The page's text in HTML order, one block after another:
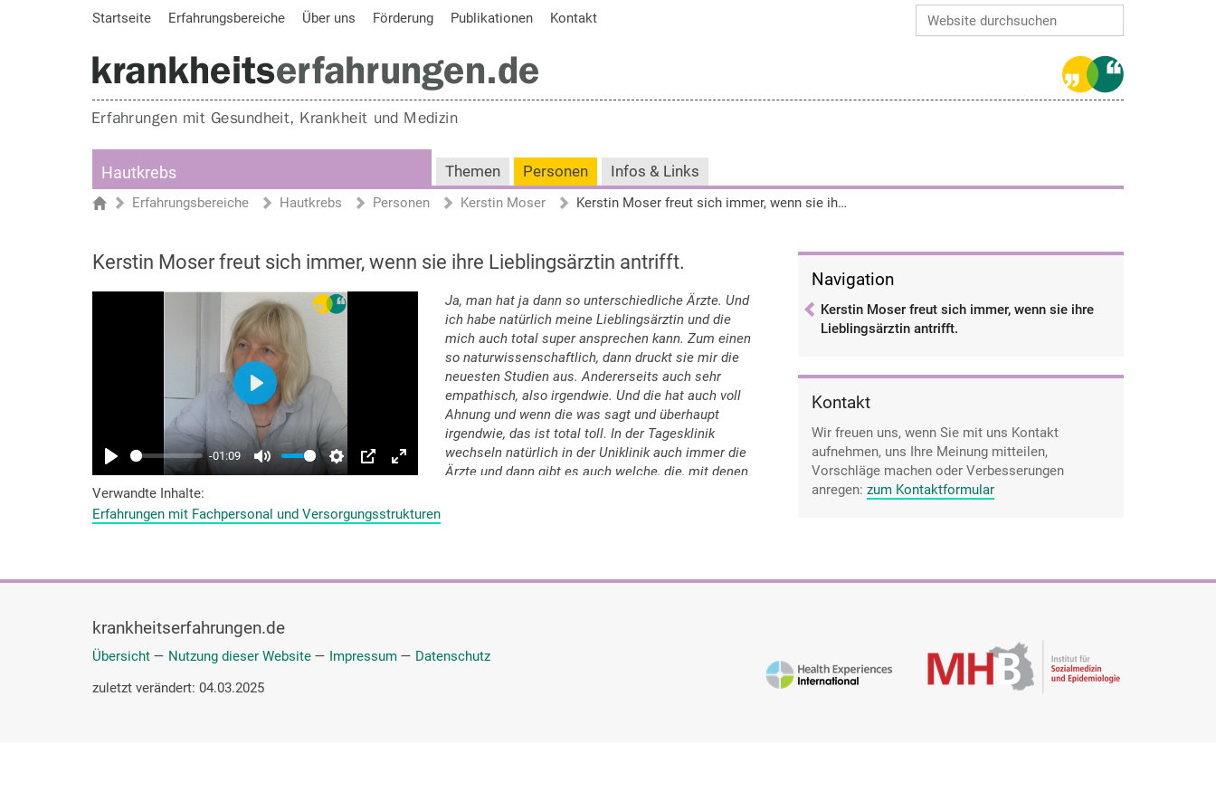
Erweiterte Suche…
Startseite Erfahrungsbereiche Über uns Förderung Publikationen Kontakt
Hautkrebs Themen Personen Infos & Links
Sie sind hier
StartseiteErfahrungsbereiche Hautkrebs Personen Kerstin Moser Kerstin Moser freut sich immer, wenn sie ihre Lieblingsärztin antrifft.
Kerstin Moser freut sich immer, wenn sie ihre Lieblingsärztin antrifft.
Ja, man hat ja dann so unterschiedliche Ärzte. Und
ich habe natürlich meine Lieblingsärztin und die
mich auch total super ansprechen kann. Zum einen
so naturwissenschaftlich, dann druckt sie mir die
neuesten Studien aus. Andererseits auch sehr
empathisch, also irgendwie. Und die hat auch voll
Ahnung und wenn die was sagt und überhaupt
irgendwie, das ist total toll. In der Tagesklinik
wechseln natürlich in der Uniklinik auch immer die
Ärzte und dann gibt es auch welche, die, mit denen
Lieblingsärztin sehe, wenn ich die mal wiedersehe.
nachvollziehen kann und so, aber trotzdem, wenn wir
Verwandte Inhalte
Erfahrungen mit Fachpersonal und Versorgungsstrukturen
Navigation
Kerstin Moser freut sich immer, wenn sie ihre
Lieblingsärztin antrifft.
Kontakt
Wir freuen uns, wenn Sie mit uns Kontakt
aufnehmen, uns Ihre Meinung mitteilen,
Vorschläge machen oder Verbesserungen
anregen: zum Kontaktformular
krankheitserfahrungen.de
Übersicht — Nutzung dieser Website — Impressum — Datenschutz
zuletzt verändert: 04.03.2025